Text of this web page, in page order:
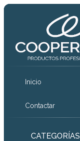
Inicio
Contactar
CATEGORÍAS